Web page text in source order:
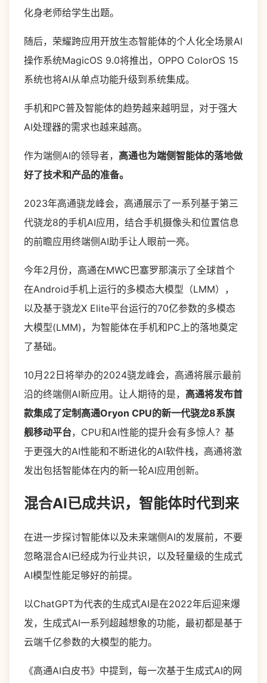
化身老师给学生出题。
随后，荣耀跨应用开放生态智能体的个人化全场景AI
操作系统MagicOS 9.0将推出，OPPO ColorOS 15
系统也将AI从单点功能升级到系统集成。
手机和PC普及智能体的趋势越来越明显，对于强大
AI处理器的需求也越来越高。
作为端侧AI的领导者， 高通也为端侧智能体的落地做
好了技术和产品的准备。
2023年高通骁龙峰会，高通展示了一系列基于第三
代骁龙8的手机AI应用，结合手机摄像头和位置信息
的前瞻应用终端侧AI助手让人眼前一亮。
今年2月份，高通在MWC巴塞罗那演示了全球首个
在Android手机上运行的多模态大模型（LMM），
以及基于骁龙X Elite平台运行的70亿参数的多模态
大模型(LMM)，为智能体在手机和PC上的落地奠定
了基础。
10月22日将举办的2024骁龙峰会，高通将展示最前
沿的终端侧AI新应用。让人期待的是， 高通将发布首
款集成了定制高通Oryon CPU的新一代骁龙8系旗
舰移动平台，CPU和AI性能的提升会有多惊人？基
于更强大的AI性能和不断进化的AI软件栈，高通将激
发出包括智能体在内的新一轮AI应用创新。
混合AI已成共识，智能体时代到来
在进一步探讨智能体以及未来端侧AI的发展前，不要
忽略混合AI已经成为行业共识，以及轻量级的生成式
AI模型性能足够好的前提。
以ChatGPT为代表的生成式AI是在2022年后迎来爆
发，生成式AI一系列超越想象的功能，最初都是基于
云端千亿参数的大模型的能力。
《高通AI白皮书》中提到，每一次基于生成式AI的网